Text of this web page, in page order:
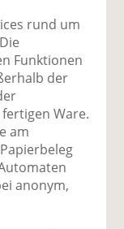
rund um
Funktionen
der
Ware.
am
anonym,